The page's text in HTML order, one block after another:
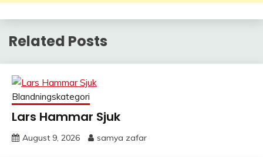
Related Posts
Blandningskategori
Lars Hammar Sjuk
August 9, 2026 samya zafar